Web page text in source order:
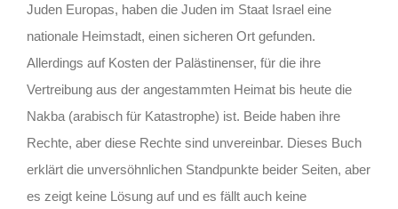
Juden Europas, haben die Juden im Staat Israel eine
nationale Heimstadt, einen sicheren Ort gefunden.
Allerdings auf Kosten der Palästinenser, für die ihre
Vertreibung aus der angestammten Heimat bis heute die
Nakba (arabisch für Katastrophe) ist. Beide haben ihre
Rechte, aber diese Rechte sind unvereinbar. Dieses Buch
erklärt die unversöhnlichen Standpunkte beider Seiten, aber
es zeigt keine Lösung auf und es fällt auch keine